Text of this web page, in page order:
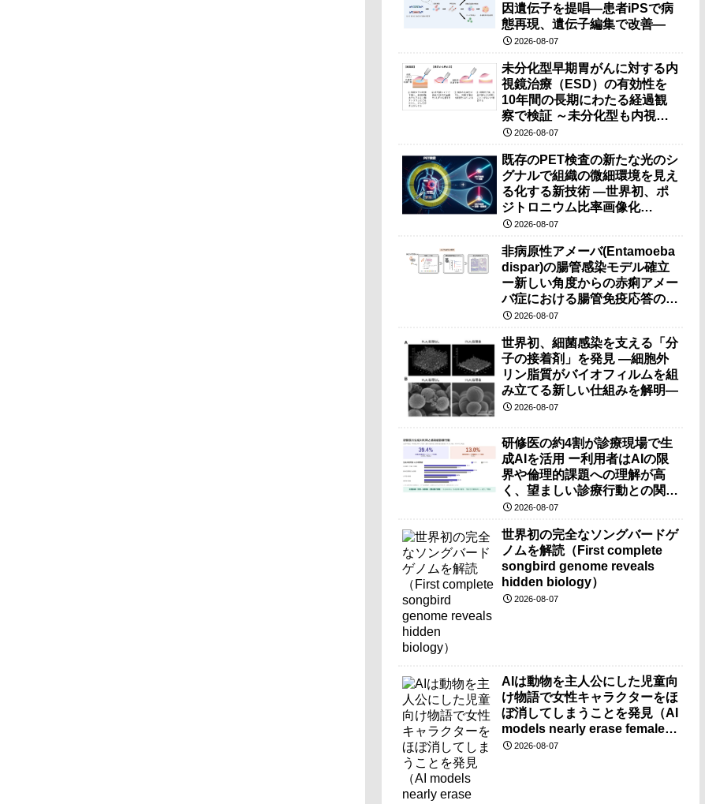
因遺伝子を提唱―患者iPSで病
態再現、遺伝子編集で改善―
2026-08-07
未分化型早期胃がんに対する内
視鏡治療（ESD）の有効性を
10年間の長期にわたる経過観
察で検証 ～未分化型も内視鏡
治療で胃の温存が可能～
2026-08-07
既存のPET検査の新たな光のシ
グナルで組織の微細環境を見え
る化する新技術 ―世界初、ポ
ジトロニウム比率画像化
（PRI）の原理検証に成功―
2026-08-07
非病原性アメーバ(Entamoeba
dispar)の腸管感染モデル確立
ー新しい角度からの赤痢アメー
バ症における腸管免疫応答の理
解に期待ー
2026-08-07
世界初、細菌感染を支える「分
子の接着剤」を発見 ―細胞外
リン脂質がバイオフィルムを組
み立てる新しい仕組みを解明―
2026-08-07
研修医の約4割が診療現場で生
成AIを活用 ー利用者はAIの限
界や倫理的課題への理解が高
く、望ましい診療行動との関連
も確認ー
2026-08-07
世界初の完全なソングバードゲ
ノムを解読（First complete
songbird genome reveals
hidden biology）
2026-08-07
AIは動物を主人公にした児童向
け物語で女性キャラクターをほ
ぼ消してしまうことを発見（AI
models nearly erase female
characters when they write
2026-08-07